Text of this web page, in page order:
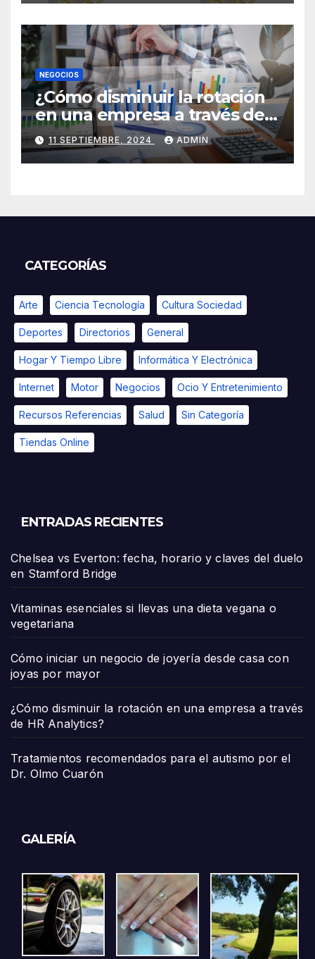
NEGOCIOS
¿Cómo disminuir la rotación
en una empresa a través de
HR Analytics?
11 SEPTIEMBRE, 2024 ADMIN
CATEGORÍAS
Arte Ciencia Tecnología Cultura Sociedad
Deportes Directorios General
Hogar Y Tiempo Libre Informática Y Electrónica
Internet Motor Negocios Ocio Y Entretenimiento
Recursos Referencias Salud Sin Categoría
Tiendas Online
ENTRADAS RECIENTES
Chelsea vs Everton: fecha, horario y claves del duelo
en Stamford Bridge
Vitaminas esenciales si llevas una dieta vegana o
vegetariana
Cómo iniciar un negocio de joyería desde casa con
joyas por mayor
¿Cómo disminuir la rotación en una empresa a través
de HR Analytics?
Tratamientos recomendados para el autismo por el
Dr. Olmo Cuarón
GALERÍA